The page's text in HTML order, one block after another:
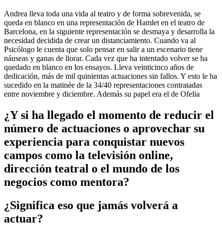
Andrea lleva toda una vida al teatro y de forma sobrevenida, se
queda en blanco en una representación de Hamlet en el teatro de
Barcelona, en la siguiente representación se desmaya y desarrolla la
necesidad decidida de crear un distanciamiento. Cuando va al
Psicólogo le cuenta que solo pensar en salir a un escenario tiene
náuseas y ganas de llorar. Cada vez que ha intentado volver se ha
quedado en blanco en los ensayos. Lleva veinticinco años de
dedicación, más de mil quinientas actuaciones sin fallos. Y esto le ha
sucedido en la matinée de la 34/40 representaciones contratadas
entre noviembre y diciembre. Además su papel era el de Ofelia
¿Y si ha llegado el momento de reducir el
número de actuaciones o aprovechar su
experiencia para conquistar nuevos
campos como la televisión online,
dirección teatral o el mundo de los
negocios como mentora?
¿Significa eso que jamás volverá a
actuar?